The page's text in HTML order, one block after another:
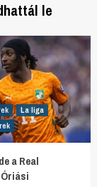
le
La liga
a Real